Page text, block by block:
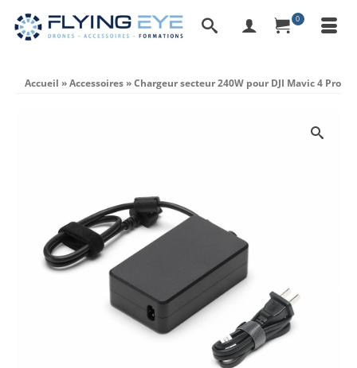
0
Accueil »Accessoires»Chargeur secteur 240W pour DJI Mavic 4 Pro